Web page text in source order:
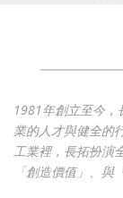
1981年創立至今
業的人才與健全的
工業裡，長拓扮演
「創造價值」、